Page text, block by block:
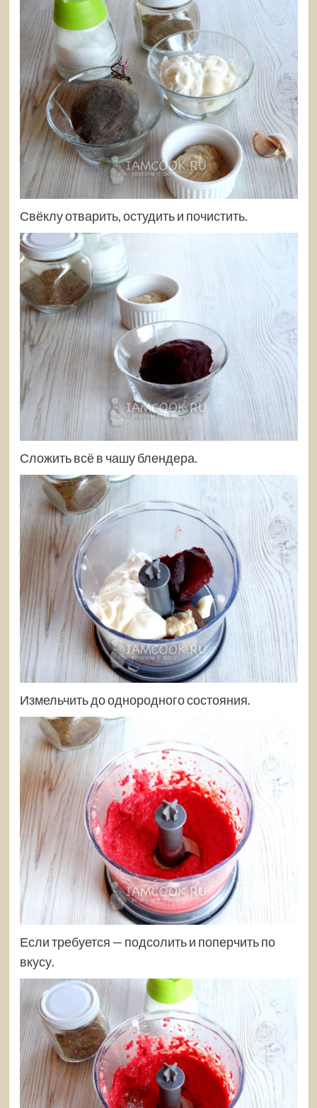
Свёклу отварить, остудить и почистить.
Сложить всё в чашу блендера.
Измельчить до однородного состояния.
Если требуется — подсолить и поперчить по
вкусу.